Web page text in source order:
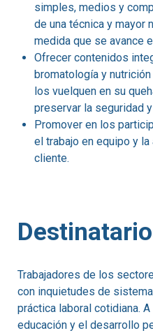
simples, medios y
de una técnica y mayor
medida que se avance
Ofrecer contenidos
bromatología y
los vuelquen en su
preservar la seguridad
Promover en los
el trabajo en equipo y
cliente.
Trabajadores de los
con inquietudes de
práctica laboral cotidiana.
educación y el desarrollo